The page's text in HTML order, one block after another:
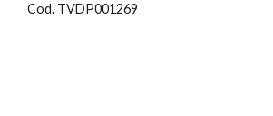
Cod. TVDP001269